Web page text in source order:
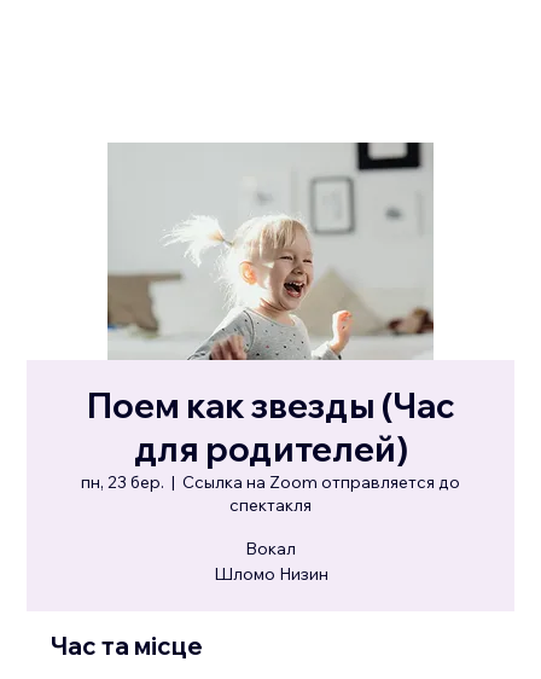
Поем как звезды (Час
для родителей)
пн, 23 бер.
  |
Ссылка на Zoom отправляется до
спектакля
Вокал
Шломо Низин
Час та місце